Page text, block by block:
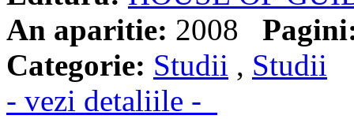
An aparitie: 2008
Categorie: Studii , Studii
- vezi detaliile -